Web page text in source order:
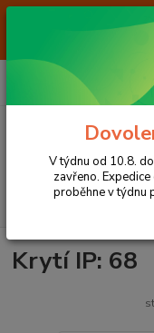
Od 7.8. do 14.8. 2026
objednávek, přijatých v
+420 605 283 713
Krytí IP: 68
V týdnu od 10.8.
zavřeno.
proběhne v týdnu